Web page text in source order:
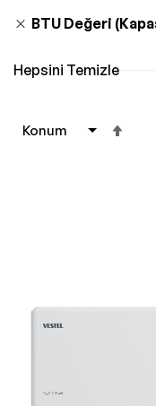
BTU Değeri
Hepsini Temizle